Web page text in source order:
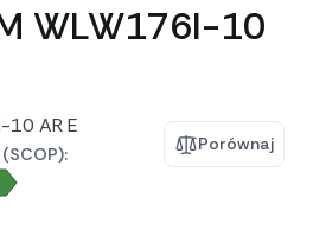
WLW176I-10
Porównaj